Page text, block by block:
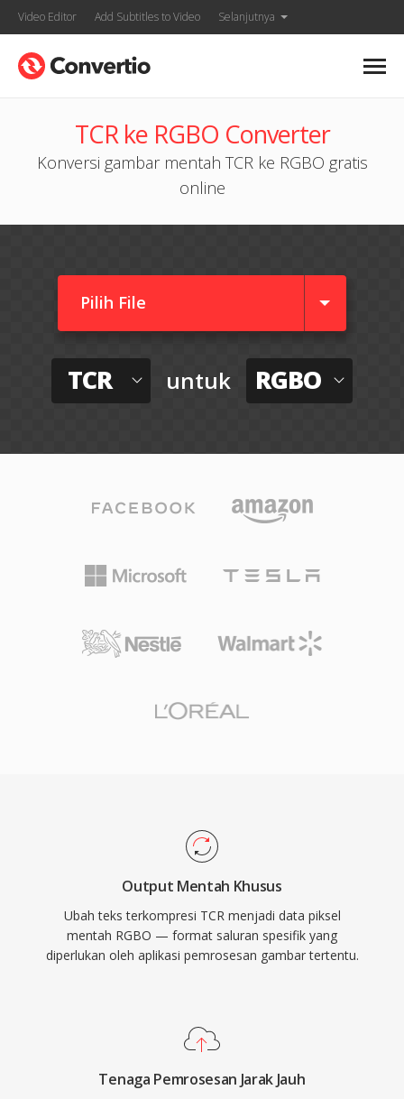
Video Editor Add Subtitles to Video Selanjutnya
TCR ke RGBO Converter
Konversi gambar mentah TCR ke RGBO gratis
online
Pilih File
TCR untuk RGBO
Output Mentah Khusus
Ubah teks terkompresi TCR menjadi data piksel
mentah RGBO — format saluran spesifik yang
diperlukan oleh aplikasi pemrosesan gambar tertentu.
Tenaga Pemrosesan Jarak Jauh